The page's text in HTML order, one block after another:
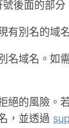
後面的部分
有別名的域
名域名。如
絕的風險。
，並透過